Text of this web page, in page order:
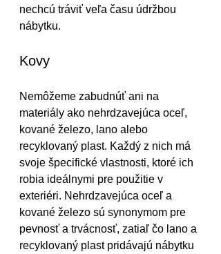
nechcú tráviť veľa času údržbou
nábytku.
Kovy
Nemôžeme zabudnúť ani na
materiály ako nehrdzavejúca oceľ,
kované železo, lano alebo
recyklovaný plast. Každý z nich má
svoje špecifické vlastnosti, ktoré ich
robia ideálnymi pre použitie v
exteriéri. Nehrdzavejúca oceľ a
kované železo sú synonymom pre
pevnosť a trvácnosť, zatiaľ čo lano a
recyklovaný plast pridávajú nábytku